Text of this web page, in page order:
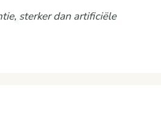
sterker dan artificiële